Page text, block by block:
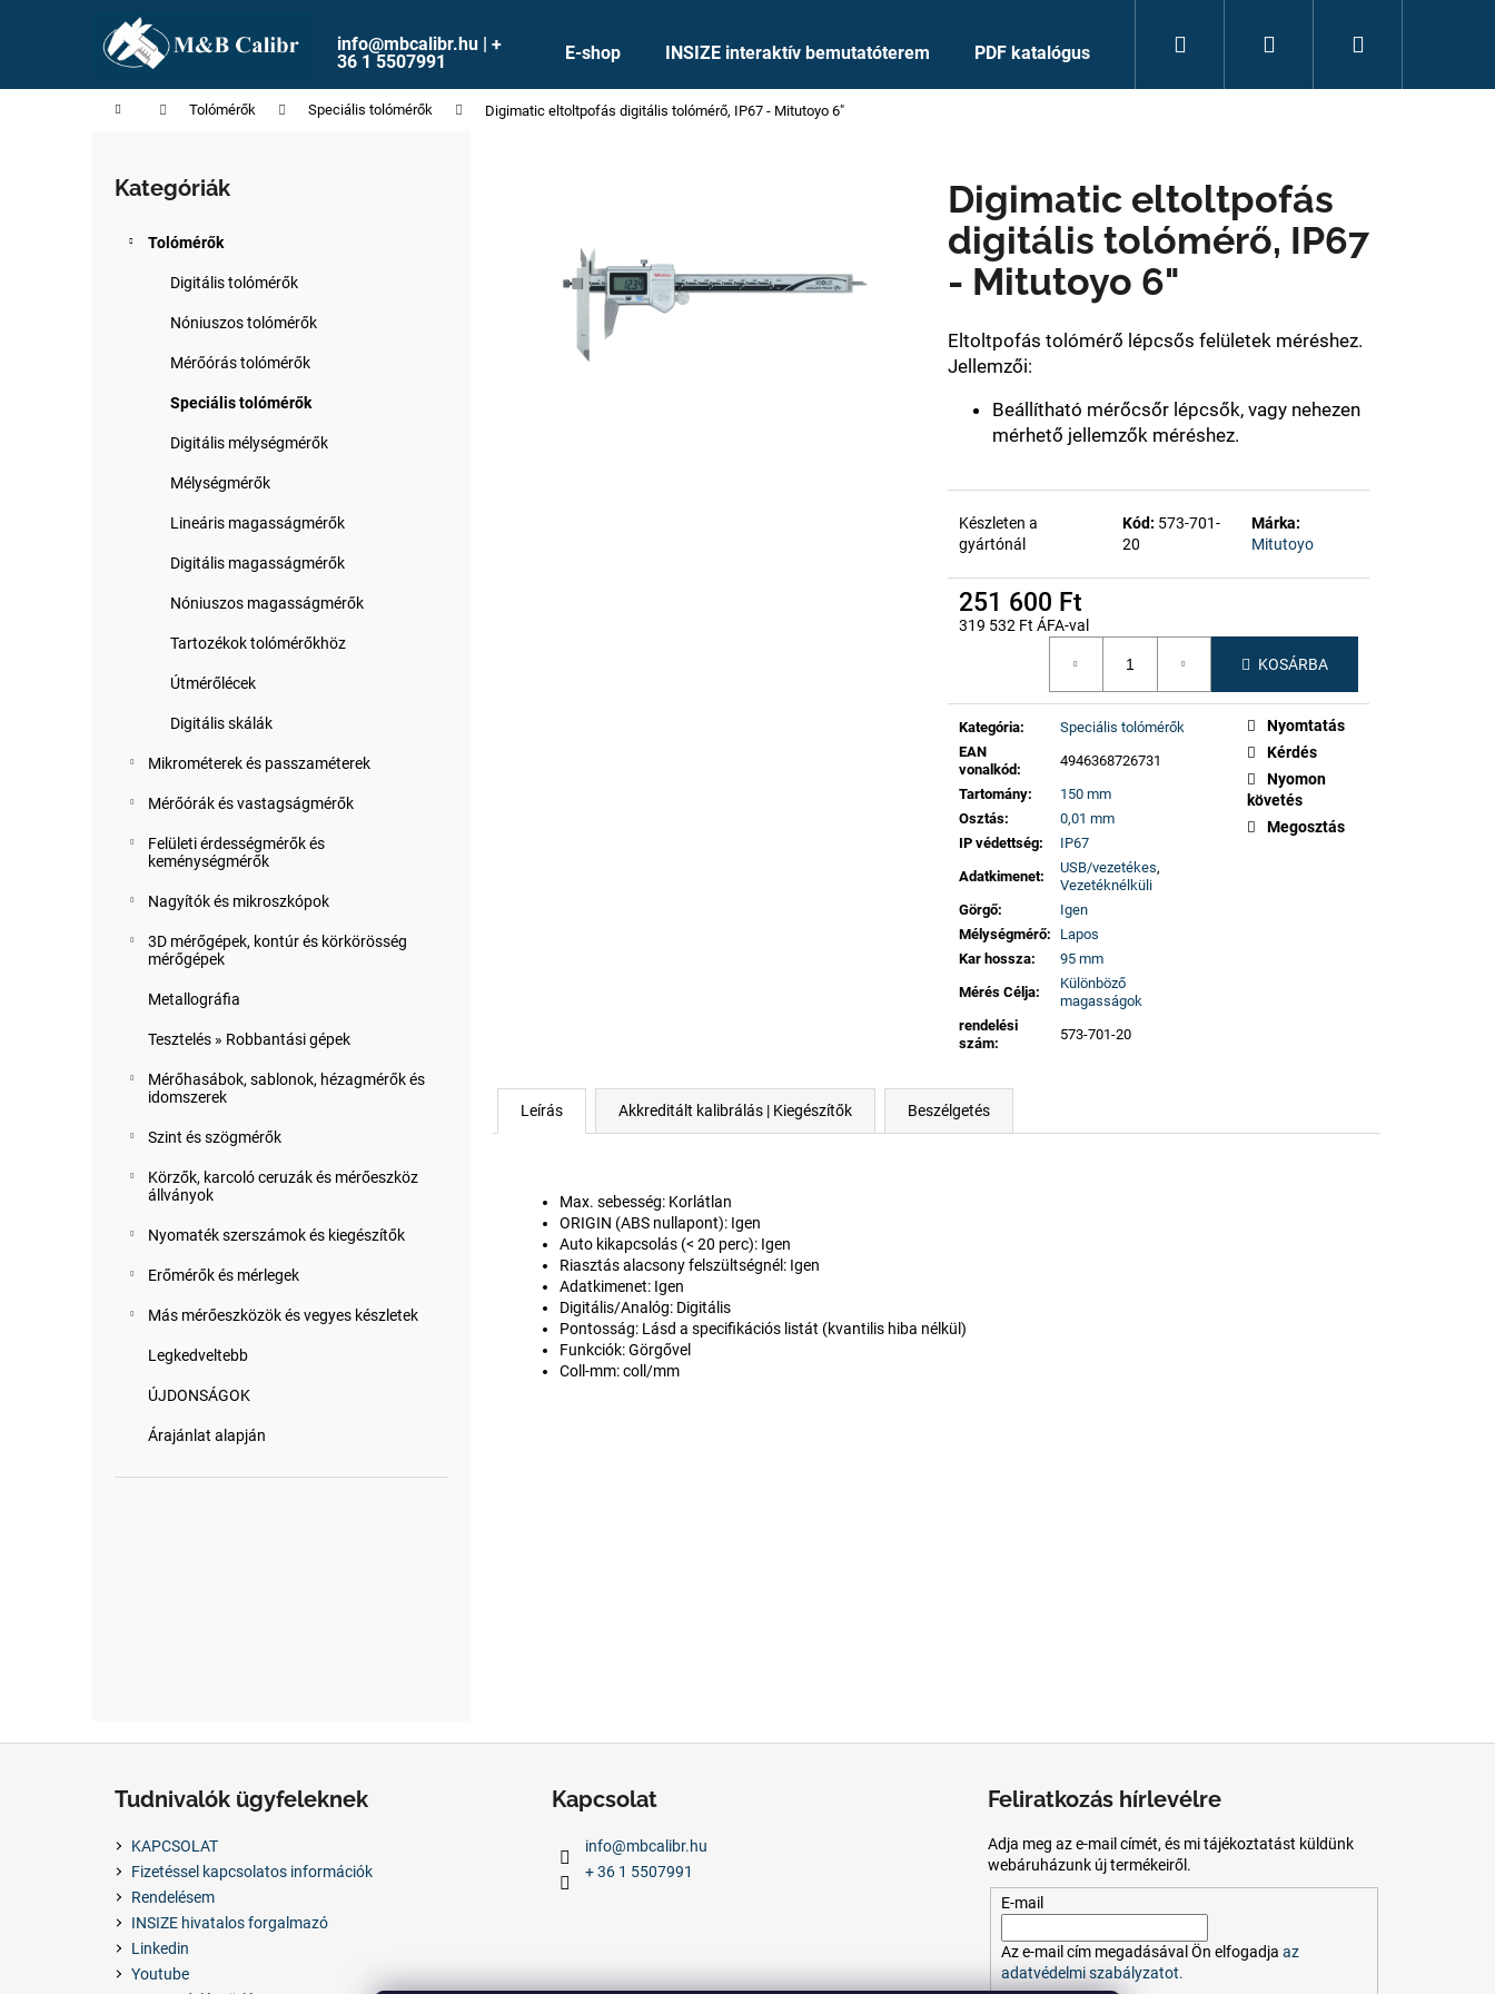
info@mbcalibr.hu | +
36 1 5507991
E-shop INSIZE interaktív bemutatóterem PDF katalógus Keresés Bejelentkezés
KezdőlapTolómérők Speciális tolómérők Digimatic eltoltpofás digitális tolómérő, IP67 - Mitutoyo 6"
Kategóriák
átugrása
Kategóriák
Tolómérők
Digitális tolómérők
Nóniuszos tolómérők
Mérőórás tolómérők
Speciális tolómérők
Digitális mélységmérők
Mélységmérők
Lineáris magasságmérők
Digitális magasságmérők
Nóniuszos magasságmérők
Tartozékok tolómérőkhöz
Útmérőlécek
Digitális skálák
Mikrométerek és passzaméterek
Mérőórák és vastagságmérők
Felületi érdességmérők és
keménységmérők
Nagyítók és mikroszkópok
3D mérőgépek, kontúr és körkörösség
mérőgépek
Metallográfia
Tesztelés » Robbantási gépek
Mérőhasábok, sablonok, hézagmérők és
idomszerek
Szint és szögmérők
Körzők, karcoló ceruzák és mérőeszköz
állványok
Nyomaték szerszámok és kiegészítők
Erőmérők és mérlegek
Más mérőeszközök és vegyes készletek
Legkedveltebb
ÚJDONSÁGOK
Árajánlat alapján
Digimatic eltoltpofás
digitális tolómérő, IP67
- Mitutoyo 6"
Eltoltpofás tolómérő lépcsős felületek méréshez.
Jellemzői:
Beállítható mérőcsőr lépcsők, vagy nehezen
mérhető jellemzők méréshez.
Készleten a
gyártónál
Kód: 573-701-
20
Márka:
Mitutoyo
251 600 Ft
319 532 Ft ÁFA-val
KOSÁRBA
Kategória:
Speciális tolómérők
EAN
vonalkód :
4946368726731
Tartomány:
150 mm
Osztás:
0,01 mm
IP védettség:
IP67
Adatkimenet:
USB/vezetékes,
Vezetéknélküli
Görgő:
Igen
Mélységmérő:
Lapos
Kar hossza:
95 mm
Mérés Célja:
Különböző
magasságok
rendelési
szám:
573-701-20
Nyomtatás
Kérdés
Nyomon
követés
Megosztás
Leírás Akkreditált kalibrálás | Kiegészítők Beszélgetés
Max. sebesség: Korlátlan
ORIGIN (ABS nullapont): Igen
Auto kikapcsolás (< 20 perc): Igen
Riasztás alacsony felszültségnél: Igen
Adatkimenet: Igen
Digitális/Analóg: Digitális
Pontosság: Lásd a specifikációs listát (kvantilis hiba nélkül)
Funkciók: Görgővel
Coll-mm: coll/mm
á
Vissza
a boltba
Vissza
a boltba
Mit keres?
Ajánljuk
Tudnivalók ügyfeleknek
KAPCSOLAT
Fizetéssel kapcsolatos információk
Rendelésem
INSIZE hivatalos forgalmazó
Linkedin
Youtube
Kapcsolat
info@mbcalibr.hu
+ 36 1 5507991
Feliratkozás hírlevélre
Adja meg az e-mail címét, és mi tájékoztatást küldünk
webáruházunk új termékeiről.
E-mail
Aze-mailcím megadásával Ön elfogadja az
adatvédelmi szabályzatot.